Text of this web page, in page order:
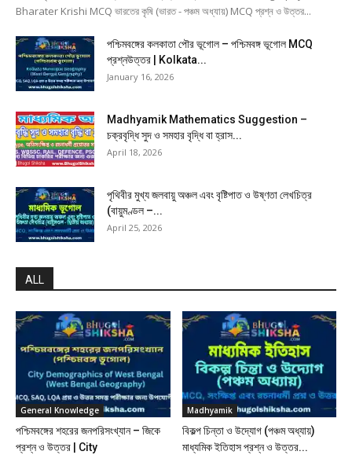
Bharater Krishi MCQ ভারতের কৃষি (ভারত - পঞ্চম অধ্যায়) MCQ প্রশ্ন ও উত্তর...
পশ্চিমবঙ্গের কলকাতা পৌর ভূগোল – পশ্চিমবঙ্গ ভূগোল MCQ
প্রশ্নউত্তর | Kolkata...
January 16, 2026
Madhyamik Mathematics Suggestion –
চক্রবৃদ্ধি সুদ ও সমহার বৃদ্ধি বা হ্রাস...
April 18, 2026
পৃথিবীর মুখ্য জলবায়ু অঞ্চল এবং বৃষ্টিপাত ও উষ্ণতা লেখচিত্র
(বায়ুমণ্ডল –...
April 25, 2026
ALL
General Knowledge
পশ্চিমবঙ্গের শহরের জনপরিসংখ্যান – জিকে
প্রশ্ন ও উত্তর | City
Madhyamik
বিকল্প চিন্তা ও উদ্যোগ (পঞ্চম অধ্যায়)
মাধ্যমিক ইতিহাস প্রশ্ন ও উত্তর...